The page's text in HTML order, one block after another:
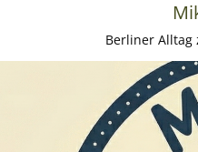
Berliner Alltag